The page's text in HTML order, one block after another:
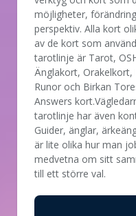
möjligheter,
perspektiv. Alla kort
av de kort som
tarotlinje är Tarot,
Änglakort,
Runor och Birkan
Answers
tarotlinje har även
Guider, änglar,
är lite olika hur man
medvetna om sitt
till ett större val.